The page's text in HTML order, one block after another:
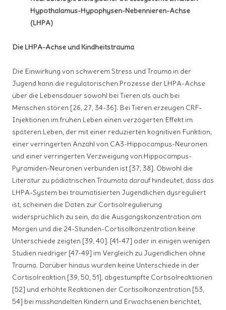
Hypothalamus-Hypophysen-Nebennieren-Achse
(LHPA)
Die LHPA-Achse und Kindheitstrauma
Die Einwirkung von schwerem Stress und Trauma in der
Jugend kann die regulatorischen Prozesse der LHPA-Achse
über die Lebensdauer sowohl bei Tieren als auch bei
Menschen stören [26, 27, 34-36]. Bei Tieren erzeugen CRF-
Injektionen im frühen Leben einen verzögerten Effekt im
späteren Leben, der mit einer reduzierten kognitiven Funktion,
einer verringerten Anzahl von CA3-Hippocampus-Neuronen
und einer verringerten Verzweigung von Hippocampus-
Pyramiden-Neuronen verbunden ist [37, 38]. Obwohl die
Literatur zu pädiatrischen Traumata darauf hindeutet, dass das
LHPA-System bei traumatisierten Jugendlichen dysreguliert
ist, scheinen die Daten zur Cortisolregulierung
widersprüchlich zu sein, da die Ausgangskonzentration am
Morgen und die 24-Stunden-Cortisolkonzentration keine
Unterschiede zeigten [39, 40]. [41-47] oder in einigen wenigen
Studien niedriger [47-49] im Vergleich zu Jugendlichen ohne
Trauma. Darüber hinaus wurden keine Unterschiede in der
Cortisolreaktion [39, 50, 51], abgestumpfte Cortisolreaktionen
[52] und erhöhte Reaktionen der Cortisolkonzentration [53,
54] bei misshandelten Kindern und Erwachsenen berichtet,